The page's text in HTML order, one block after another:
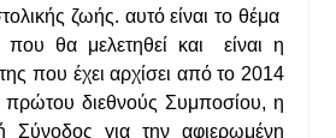
ζωής. αυτό είναι το θέμα
θα μελετηθεί και είναι η
που έχει αρχίσει από το 2014
πρώτου διεθνούς Συμποσίου, η
Σύνοδος για την αφιερωμένη